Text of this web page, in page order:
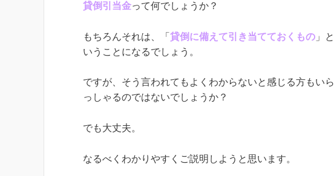
貸倒引当金って何でしょうか？
もちろんそれは、「 貸倒に備えて引き当てておくもの 」と
いうことになるでしょう。
ですが、そう言われてもよくわからないと感じる方もいら
っしゃるのではないでしょうか？
でも大丈夫。
なるべくわかりやすくご説明しようと思います。